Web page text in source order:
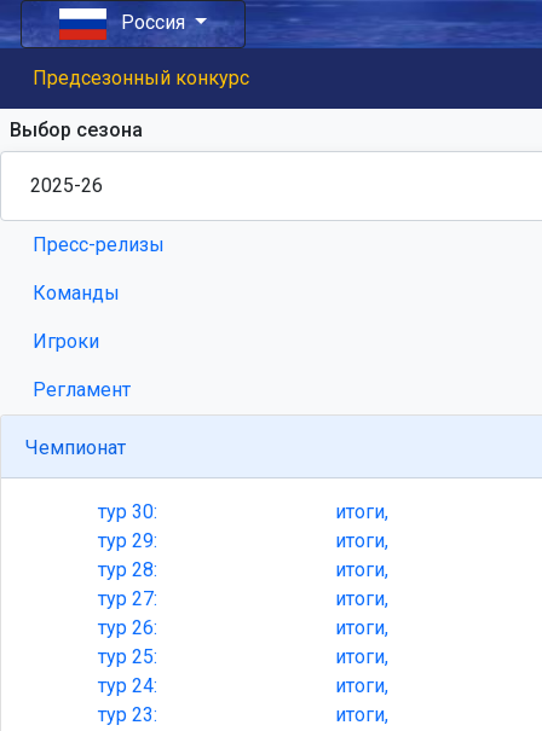
Россия
Предсезонный конкурс
Выбор сезона
Пресс-релизы
Команды
Игроки
Регламент
Чемпионат
тур 30:
итоги,
тур 29:
итоги,
тур 28:
итоги,
тур 27:
итоги,
тур 26:
итоги,
тур 25:
итоги,
тур 24:
итоги,
тур 23:
итоги,